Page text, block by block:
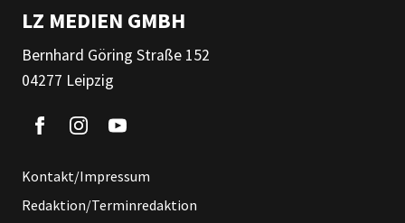
LZ MEDIEN GMBH
Bernhard Göring Straße 152
04277 Leipzig
Kontakt/Impressum
Redaktion/Terminredaktion